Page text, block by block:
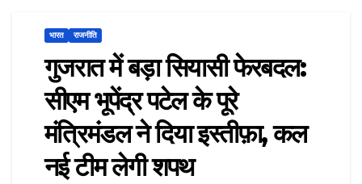
भारत राजनीति
गुजरात में बड़ा सियासी फेरबदल:
सीएम भूपेंद्र पटेल के पूरे
मंत्रिमंडल ने दिया इस्तीफ़ा, कल
नई टीम लेगी शपथ